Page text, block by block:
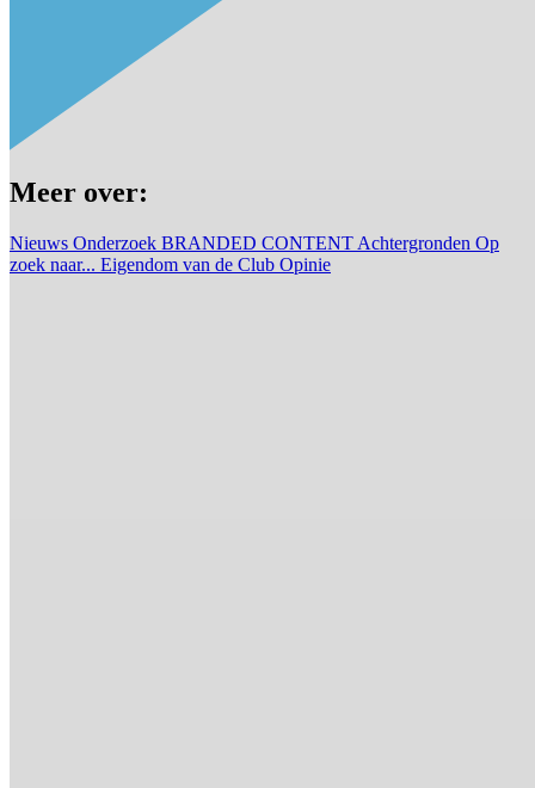
Meer over:
Nieuws Onderzoek BRANDED CONTENT Achtergronden Op
zoek naar... Eigendom van de Club Opinie